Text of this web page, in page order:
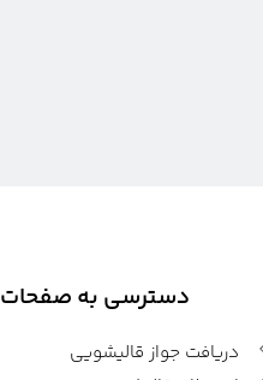
دسترسی به صفحات
دریافت جواز قالیشویی